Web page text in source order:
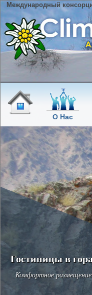
Международный
О Нас
Гостиницы в
Комфортное размещение